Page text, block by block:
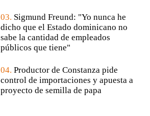
03. Sigmund Freund: "Yo nunca he
dicho que el Estado dominicano no
sabe la cantidad de empleados
públicos que tiene"
04. Productor de Constanza pide
control de importaciones y apuesta a
proyecto de semilla de papa